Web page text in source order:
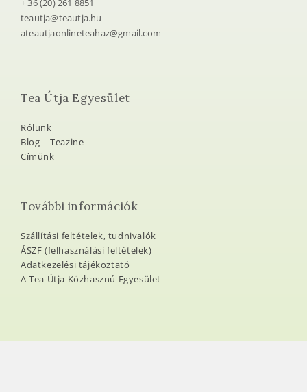
+ 36 (20) 261 8851
teautja@teautja.hu
ateautjaonlineteahaz@gmail.com
Tea Útja Egyesület
Rólunk
Blog – Teazine
Címünk
További információk
Szállítási feltételek, tudnivalók
ÁSZF (felhasználási feltételek)
Adatkezelési tájékoztató
A Tea Útja Közhasznú Egyesület